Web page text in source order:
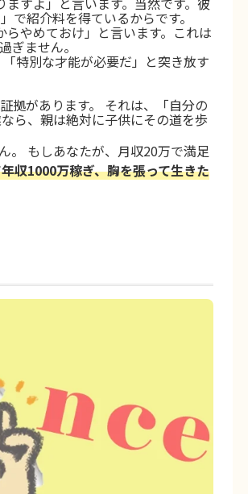
紹介料を得ているからです。
らやめておけ」と言います。これは
ぎません。
特別な才能が必要だ」と突き放す
拠があります。 それは、「自分の
ら、親は絶対に子供にその道を歩
。 もしあなたが、月収20万で満足
収1000万稼ぎ、胸を張って生きた